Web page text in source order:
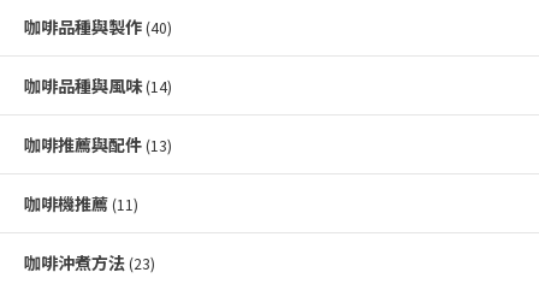
咖啡品種與製作 (40)
咖啡品種與風味(14)
咖啡推薦與配件 (13)
咖啡機推薦 (11)
咖啡沖煮方法 (23)